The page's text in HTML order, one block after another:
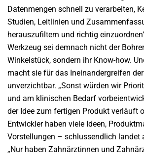
Datenmengen schnell zu verarbeiten,
Studien, Leitlinien und
herauszufiltern und richtig
Werkzeug sei demnach nicht der
Winkelstück, sondern ihr Know-how.
macht sie für das Ineinandergreifen
unverzichtbar. „Sonst würden wir
und am klinischen Bedarf
der Idee zum fertigen Produkt verläuft
Entwickler haben viele Ideen,
Vorstellungen – schlussendlich landet
„Nur haben Zahnärztinnen und